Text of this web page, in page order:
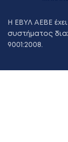
Η ΕΒΥΛ ΑΕΒΕ
συστήματος
9001:2008.